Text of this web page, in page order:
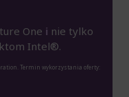
One i nie tylko
Intel®.
Termin wykorzystania oferty: